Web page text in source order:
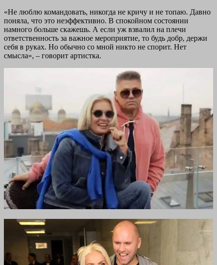
«Не люблю командовать, никогда не кричу и не топаю. Давно
поняла, что это неэффективно. В спокойном состоянии
намного больше скажешь. А если уж взвалил на плечи
ответственность за важное мероприятие, то будь добр, держи
себя в руках. Но обычно со мной никто не спорит. Нет
смысла», – говорит артистка.